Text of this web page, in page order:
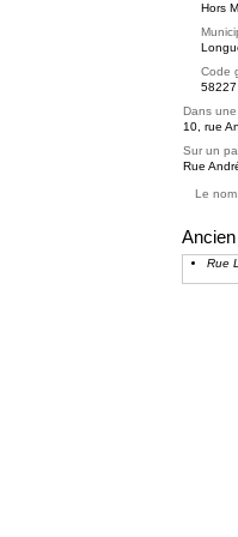
Hors
Code
58227
Dans
10, rue
Sur un
Rue
Le
Rue